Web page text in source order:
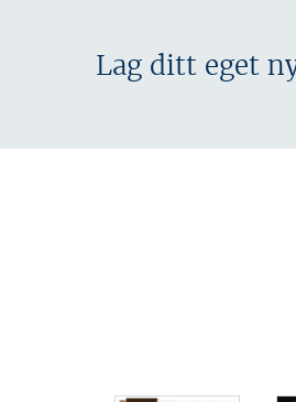
Lag ditt eget